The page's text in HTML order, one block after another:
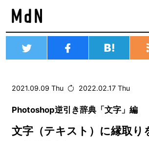
2021.09.09 Thu 2022.02.17 Thu
Photoshop逆引き辞典「文字」編
文字（テキスト）に縁取り